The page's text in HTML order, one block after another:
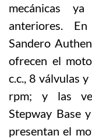
mecánicas
anteriores.
Sandero
ofrecen el
c.c., 8 válvulas
rpm; y las
Stepway Base
presentan el